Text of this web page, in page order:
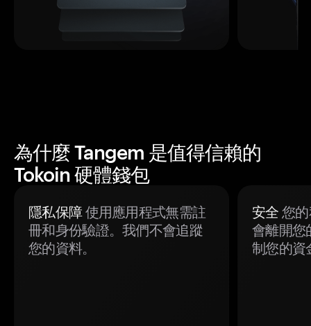
為什麼 Tangem 是值得信賴的
Tokoin 硬體錢包
隱私保障使用應用程式無需註
冊和身份驗證。我們不會追蹤
您的資料。
安全 您
會離開您
制您的資